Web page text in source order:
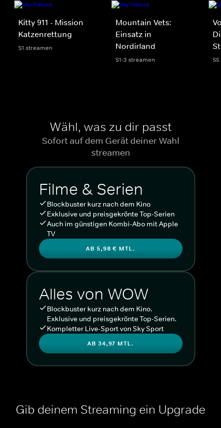
Kitty 911 - Mission
Katzenrettung
S1 streamen
Mountain Vets:
Einsatz in
Nordirland
S1-3 streamen
Wähl, was zu dir passt
Sofort auf dem Gerät deiner Wahl
streamen
Filme & Serien
Blockbuster kurz nach dem Kino
Exklusive und preisgekrönte Top-Serien
Auch im günstigen Kombi-Abo mit Apple
TV
AB 5,98 € MTL.
Alles von WOW
Blockbuster kurz nach dem Kino.
Exklusive und preisgekrönte Top-Serien.
Kompletter Live-Sport von Sky Sport
AB 34,97 MTL.
Gib deinem Streaming ein Upgrade